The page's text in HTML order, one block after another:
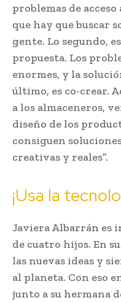
problemas de
que hay que buscar
gente. Lo segundo,
propuesta. Los
enormes, y la
último, es co-crear.
a los almaceneros,
diseño de los
consiguen
creativas y reales”.
¡Usa la
Javiera Albarrán es
de cuatro hijos. En
las nuevas ideas y
al planeta. Con eso
junto a su hermana